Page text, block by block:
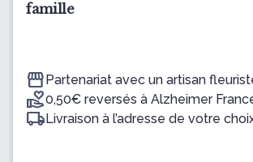
famille
Partenariat avec un artisan
0,50€ reversés à Alzheimer
Livraison à l’adresse de votre